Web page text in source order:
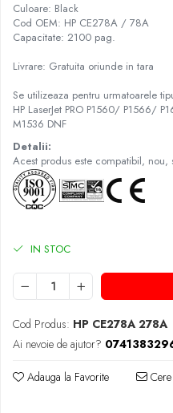
Culoare: Black
Cod OEM: HP CE278A / 78A
Capacitate: 2100 pag.
Livrare: Gratuita oriunde in tara
Se utilizeaza pentru urmatoarele
HP LaserJet PRO P1560/ P1566/
M1536 DNF
Detalii:
Acest produs este compatibil,
IN STOC
Cod Produs: HP CE278A 278A
Ai nevoie de ajutor?
Adauga la Favorite